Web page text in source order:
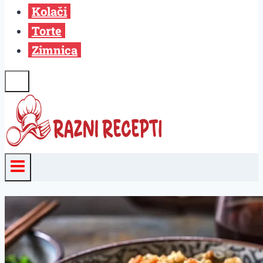
Kolači
Torte
Zimnica